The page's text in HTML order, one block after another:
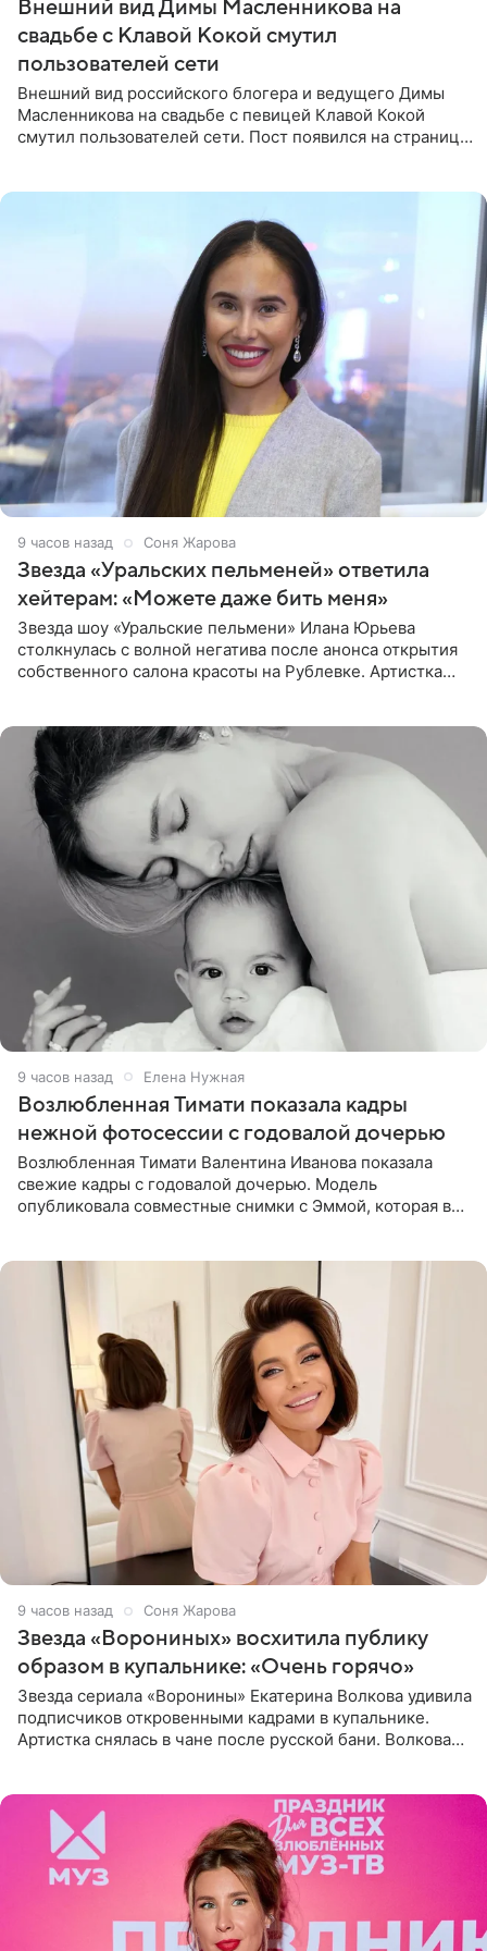
Внешний вид Димы Масленникова на
свадьбе с Клавой Кокой смутил
пользователей сети
Внешний вид российского блогера и ведущего Димы
Масленникова на свадьбе с певицей Клавой Кокой
смутил пользователей сети. Пост появился на странице
9 часов назад Соня Жарова
Звезда «Уральских пельменей» ответила
хейтерам: «Можете даже бить меня»
Звезда шоу «Уральские пельмени» Илана Юрьева
столкнулась с волной негатива после анонса открытия
собственного салона красоты на Рублевке. Артистка
9 часов назад Елена Нужная
Возлюбленная Тимати показала кадры
нежной фотосессии с годовалой дочерью
Возлюбленная Тимати Валентина Иванова показала
свежие кадры с годовалой дочерью. Модель
опубликовала совместные снимки с Эммой, которая в
9 часов назад Соня Жарова
Звезда «Ворониных» восхитила публику
образом в купальнике: «Очень горячо»
Звезда сериала «Воронины» Екатерина Волкова удивила
подписчиков откровенными кадрами в купальнике.
Артистка снялась в чане после русской бани. Волкова